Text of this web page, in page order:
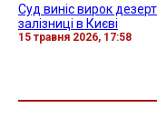
Суд виніс вирок
залізниці в Києві
15 травня 2026, 17:58